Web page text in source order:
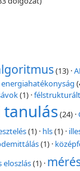
(13) ·
energiahatékonyság
(1) ·félstrukturált
(24) ·
(1) · hls(1) ·
(1) ·
eloszlás(1) ·